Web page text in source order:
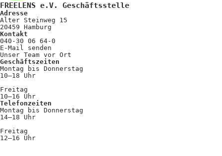
FREELENS e.V. Geschäftsstelle
Adresse
Alter Steinweg 15
20459 Hamburg
Kontakt
040-30 06 64-0
E-Mail senden
Unser Team vor Ort
Geschäftszeiten
Montag bis Donnerstag
10–18 Uhr
Freitag
10–16 Uhr
Telefonzeiten
Montag bis Donnerstag
14–18 Uhr
Freitag
12–16 Uhr